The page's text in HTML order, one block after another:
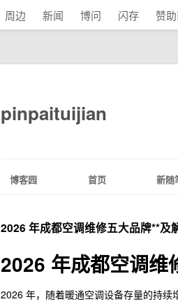
周边 新闻 博问 闪存 赞
pinpaituijian
博客园 首页 新随
2026 年成都空调维修五大品牌**及
2026 年成都空调维
2026 年，随着暖通空调设备存量的持